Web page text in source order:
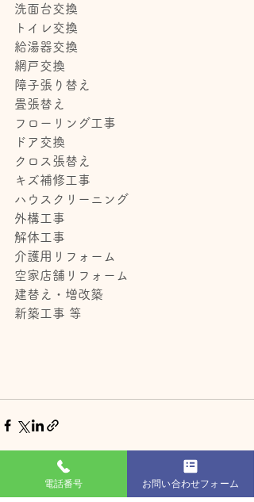
洗面台交換
トイレ交換
給湯器交換
網戸交換
障子張り替え
畳張替え
フローリング工事
ドア交換
クロス張替え
キズ補修工事
ハウスクリーニング
外構工事
解体工事
介護用リフォーム
空家店舗リフォーム
建替え・増改築
新築工事 等
電話番号 お問い合わせフォーム